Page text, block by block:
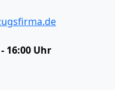
16:00 Uhr